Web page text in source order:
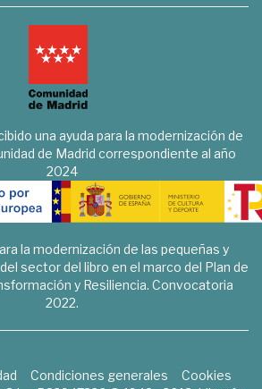
una ayuda para la modernización de
de Madrid correspondiente al año
2024
la modernización de las pequeñas y
sector del libro en el marco del Plan de
y Resiliencia. Convocatoria
2022.
Condiciones generales
Cookies